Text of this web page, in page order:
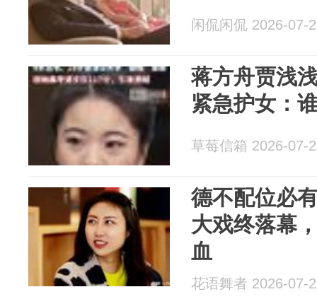
闲侃闲侃 2026-07-
蒋方舟贾浅
紧急护女：
草莓信箱 2026-07-
德不配位必
大戏终落幕
血
花语舞者 2026-07-